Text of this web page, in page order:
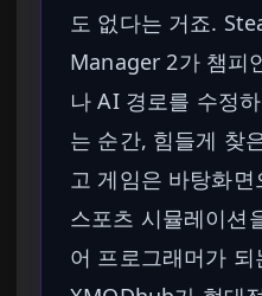
도 없다는 거죠.
Manager 2가 챔피
나 AI 경로를 수정
는 순간, 힘들게 찾
고 게임은 바탕화
스포츠 시뮬레이션
어 프로그래머가